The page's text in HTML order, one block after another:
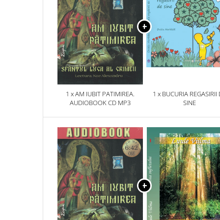
1 x AM IUBIT PATIMIREA.
AUDIOBOOK CD MP3
1 x BUCURIA REGASIRII
SINE